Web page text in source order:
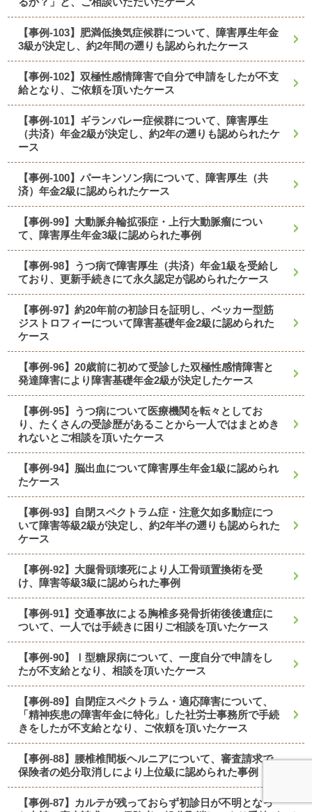
【事例-103】肥満低換気症候群について、障害厚生年金
3級が決定し、約2年間の遡りも認められたケース
【事例-102】双極性感情障害で自分で申請をしたが不支
給となり、ご依頼を頂いたケース
【事例-101】ギランバレー症候群について、障害厚生
（共済）年金2級が決定し、約2年の遡りも認められたケ
ース
【事例-100】パーキンソン病について、障害厚生（共
済）年金2級に認められたケース
【事例-99】大動脈弁輪拡張症・上行大動脈瘤につい
て、障害厚生年金3級に認められた事例
【事例-98】うつ病で障害厚生（共済）年金1級を受給し
ており、更新手続きにて永久認定が認められたケース
【事例-97】約20年前の初診日を証明し、ベッカー型筋
ジストロフィーについて障害基礎年金2級に認められた
ケース
【事例-96】20歳前に初めて受診した双極性感情障害と
発達障害により障害基礎年金2級が決定したケース
【事例-95】うつ病について医療機関を転々としてお
り、たくさんの受診歴があることから一人ではまとめき
れないとご相談を頂いたケース
【事例-94】脳出血について障害厚生年金1級に認められ
たケース
【事例-93】自閉スペクトラム症・注意欠如多動症につ
いて障害等級2級が決定し、約2年半の遡りも認められた
ケース
【事例-92】大腿骨頭壊死により人工骨頭置換術を受
け、障害等級3級に認められた事例
【事例-91】交通事故による胸椎多発骨折術後後遺症に
ついて、一人では手続きに困りご相談を頂いたケース
【事例-90】Ⅰ型糖尿病について、一度自分で申請をし
たが不支給となり、相談を頂いたケース
【事例-89】自閉症スペクトラム・適応障害について、
「精神疾患の障害年金に特化」した社労士事務所で手続
きをしたが不支給となり、ご依頼を頂いたケース
【事例-88】腰椎椎間板ヘルニアについて、審査請求で
保険者の処分取消しにより上位級に認められた事例
【事例-87】カルテが残っておらず初診日が不明となっ